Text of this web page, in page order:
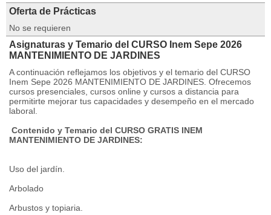
Oferta de Prácticas
No se requieren
Asignaturas y Temario del CURSO Inem Sepe 2026
MANTENIMIENTO DE JARDINES
A continuación reflejamos los objetivos y el temario del CURSO
Inem Sepe 2026 MANTENIMIENTO DE JARDINES. Ofrecemos
cursos presenciales, cursos online y cursos a distancia para
permitirte mejorar tus capacidades y desempeño en el mercado
laboral.
Contenido y Temario del CURSO GRATIS INEM
MANTENIMIENTO DE JARDINES:
Uso del jardín.
Arbolado
Arbustos y topiaria.